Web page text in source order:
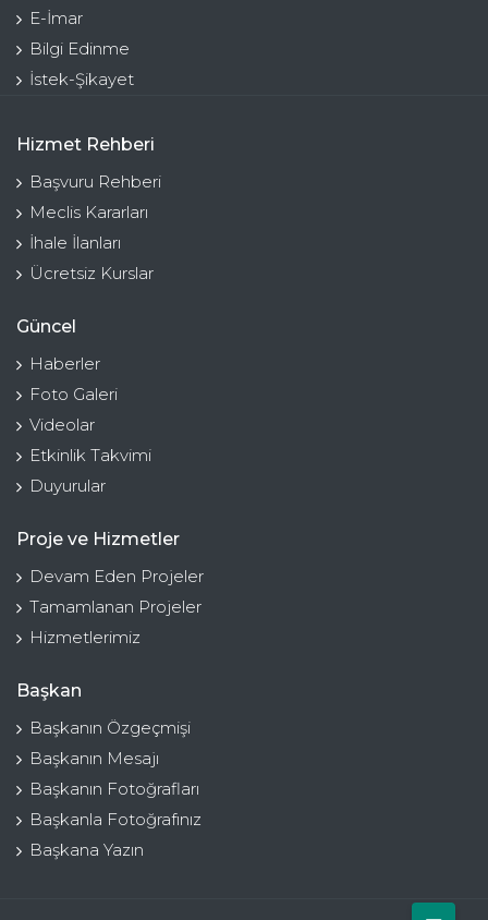
E-İmar
Bilgi Edinme
İstek-Şikayet
Hizmet Rehberi
Başvuru Rehberi
Meclis Kararları
İhale İlanları
Ücretsiz Kurslar
Güncel
Haberler
Foto Galeri
Videolar
Etkinlik Takvimi
Duyurular
Proje ve Hizmetler
Devam Eden Projeler
Tamamlanan Projeler
Hizmetlerimiz
Başkan
Başkanın Özgeçmişi
Başkanın Mesajı
Başkanın Fotoğrafları
Başkanla Fotoğrafınız
Başkana Yazın